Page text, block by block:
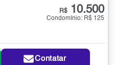
R$ 10.500
Condomínio: R$ 125
Contatar